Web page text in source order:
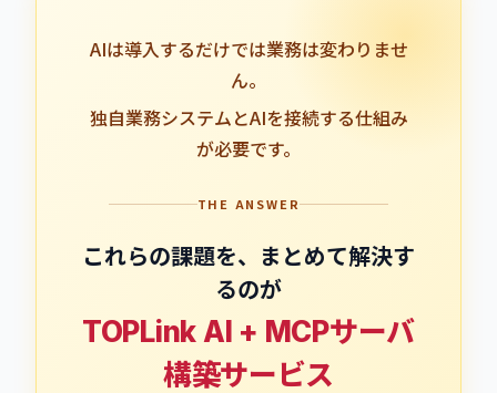
AIは導入するだけでは業務は変わりませ
ん。
独自業務システムとAIを接続する仕組み
が必要です。
THE ANSWER
これらの課題を、まとめて解決す
るのが
TOPLink AI + MCPサーバ
構築サービス